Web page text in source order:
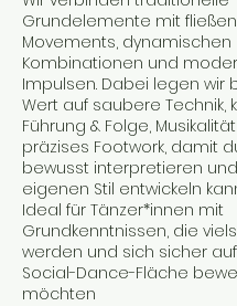
Grundelemente mit
Movements, dynamischen
Kombinationen und
Impulsen. Dabei legen wir
Wert auf saubere Technik,
Führung & Folge,
präzises Footwork, damit
bewusst interpretieren
eigenen Stil entwickeln
Ideal für Tänzer*innen mit
Grundkenntnissen, die
werden und sich sicher
Social-Dance-Fläche
möchten